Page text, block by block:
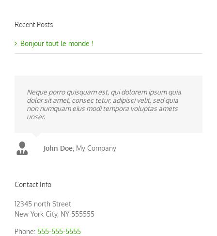
Recent Posts
Bonjour tout le monde !
Neque porro quisquam est, qui dolorem ipsum quia
dolor sit amet, consec tetur, adipisci velit, sed quia
non numquam eius modi tempora voluptas amets
unser.
John Doe, My Company
Luke Beck Theme Fusion
Contact Info
12345 north Street
New York City, NY 555555
Phone: 555-555-5555